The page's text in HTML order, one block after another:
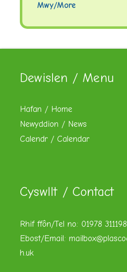
Mwy/More
Dewislen / Menu
Hafan / Home
Newyddion / News
Calendr / Calendar
Cyswllt / Contact
Rhif ffôn/Tel no: 01978 311198
Ebost/Email:
h.uk